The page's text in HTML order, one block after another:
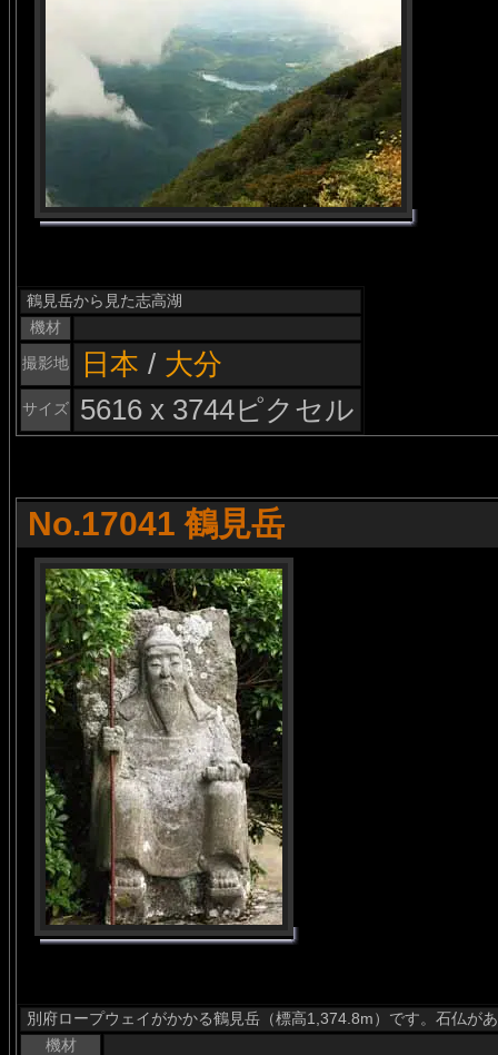
鶴見岳から見た志高湖
機材
撮影地
日本 / 大分
サイズ 5616 x 3744ピクセル
No.17041 鶴見岳
別府ロープウェイがかかる鶴見岳（標高1,374.8m）です。石仏が
機材